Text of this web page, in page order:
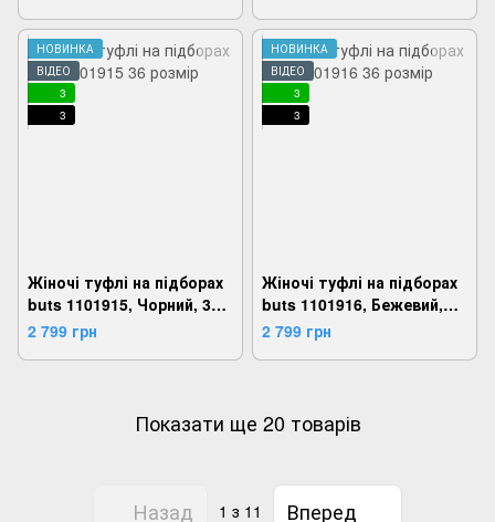
НОВИНКА
ВІДЕО
3
3
Жіночі туфлі на підборах
buts 1101915, Чорний, 36,
2924180813367
2 799 грн
НОВИНКА
ВІДЕО
3
3
Жіночі туфлі на підборах
buts 1101916, Бежевий,
36, 2924180813411
2 799 грн
Показати ще 20 товарів
Назад 1 з 11 Вперед